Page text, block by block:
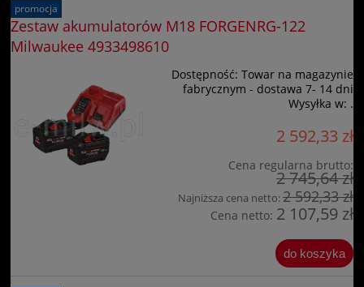
Zestaw akumulatorów M18 FORGENRG-122
Milwaukee 4933498610
Dostępność: Towar na magazynie
fabrycznym - dostawa 7- 14 dni
Wysyłka w: .
2 592,33 zł
Cena regularna brutto:
2 745,64 zł
Najniższa cena netto:2 592,33 zł
Cena netto: 2 107,59 zł
do koszyka
promocja